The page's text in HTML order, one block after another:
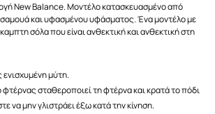
New Balance. Μοντέλο κατασκευασμένο από
και υφασμένου υφάσματος. Ένα μοντέλο με
σόλα που είναι ανθεκτική και ανθεκτική στη
μύτη.
φτέρνας σταθεροποιεί τη φτέρνα και κρατά το πόδι
να μην γλιστράει έξω κατά την κίνηση.